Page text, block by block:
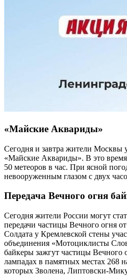
«Майские Аквариды»
Сегодня и завтра жители Москвы
«Майские Аквариды». В это
50 метеоров в час. При ясной
невооруженным глазом с двух
Передача Вечного огня
Сегодня жители России могут
передачи частицы Вечного огня
Солдата у Кремлевской стены
объединения «Мотоциклисты
байкеры зажгут частицы Вечного
лампадах в памятных местах 268
которых Зволена, Липтовски-